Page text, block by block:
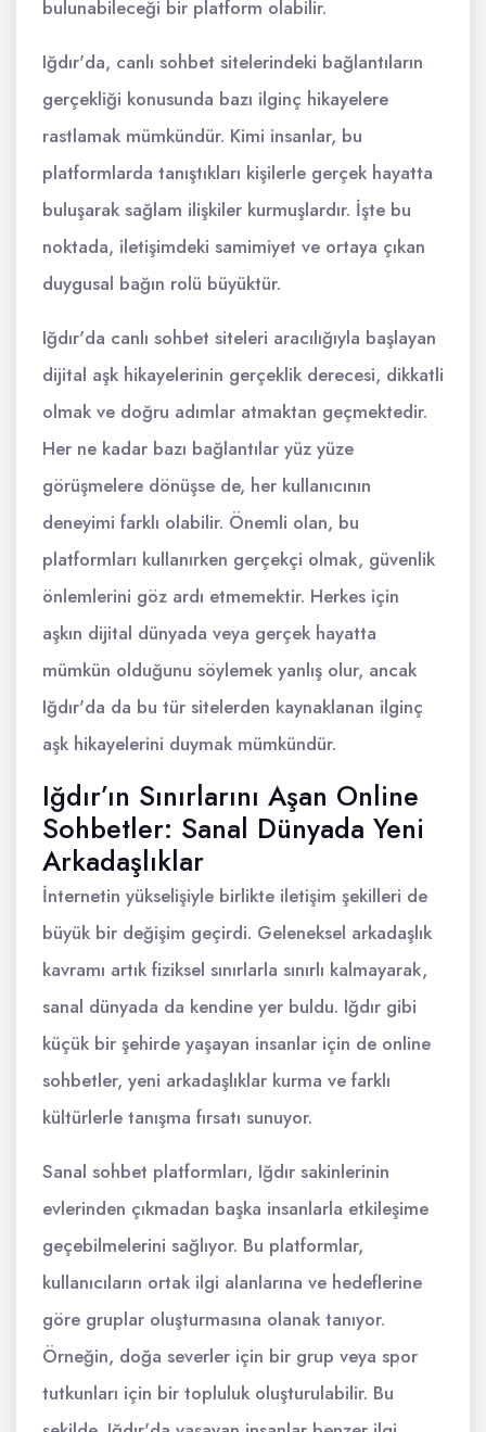
bulunabileceği bir platform olabilir.
Iğdır'da, canlı sohbet sitelerindeki bağlantıların
gerçekliği konusunda bazı ilginç hikayelere
rastlamak mümkündür. Kimi insanlar, bu
platformlarda tanıştıkları kişilerle gerçek hayatta
buluşarak sağlam ilişkiler kurmuşlardır. İşte bu
noktada, iletişimdeki samimiyet ve ortaya çıkan
duygusal bağın rolü büyüktür.
Iğdır'da canlı sohbet siteleri aracılığıyla başlayan
dijital aşk hikayelerinin gerçeklik derecesi, dikkatli
olmak ve doğru adımlar atmaktan geçmektedir.
Her ne kadar bazı bağlantılar yüz yüze
görüşmelere dönüşse de, her kullanıcının
deneyimi farklı olabilir. Önemli olan, bu
platformları kullanırken gerçekçi olmak, güvenlik
önlemlerini göz ardı etmemektir. Herkes için
aşkın dijital dünyada veya gerçek hayatta
mümkün olduğunu söylemek yanlış olur, ancak
Iğdır'da da bu tür sitelerden kaynaklanan ilginç
aşk hikayelerini duymak mümkündür.
Iğdır’ın Sınırlarını Aşan Online
Sohbetler: Sanal Dünyada Yeni
Arkadaşlıklar
İnternetin yükselişiyle birlikte iletişim şekilleri de
büyük bir değişim geçirdi. Geleneksel arkadaşlık
kavramı artık fiziksel sınırlarla sınırlı kalmayarak,
sanal dünyada da kendine yer buldu. Iğdır gibi
küçük bir şehirde yaşayan insanlar için de online
sohbetler, yeni arkadaşlıklar kurma ve farklı
kültürlerle tanışma fırsatı sunuyor.
Sanal sohbet platformları, Iğdır sakinlerinin
evlerinden çıkmadan başka insanlarla etkileşime
geçebilmelerini sağlıyor. Bu platformlar,
kullanıcıların ortak ilgi alanlarına ve hedeflerine
göre gruplar oluşturmasına olanak tanıyor.
Örneğin, doğa severler için bir grup veya spor
tutkunları için bir topluluk oluşturulabilir. Bu